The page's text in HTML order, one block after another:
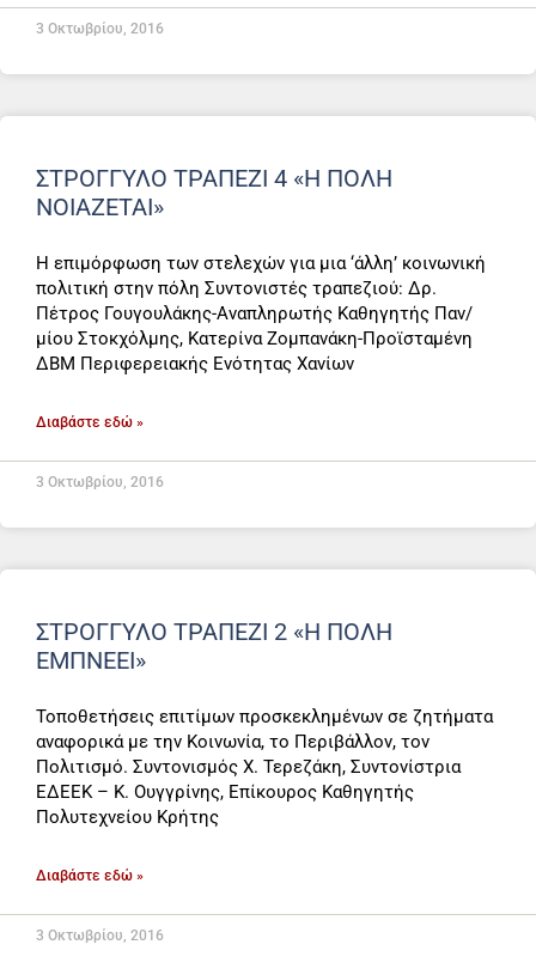
3 Οκτωβρίου, 2016
ΣΤΡΟΓΓΥΛΌ ΤΡΑΠΈΖΙ 4 «Η ΠΟΛΗ
ΝΟΙΑΖΕΤΑΙ»
Η επιμόρφωση των στελεχών για μια ‘άλλη’ κοινωνική
πολιτική στην πόλη Συντονιστές τραπεζιού: Δρ.
Πέτρος Γουγουλάκης-Αναπληρωτής Καθηγητής Παν/
μίου Στοκχόλμης, Κατερίνα Ζομπανάκη-Προϊσταμένη
ΔΒΜ Περιφερειακής Ενότητας Χανίων
Διαβάστε εδώ »
3 Οκτωβρίου, 2016
ΣΤΡΟΓΓΥΛΟ ΤΡΑΠΕΖΙ 2 «Η ΠΌΛΗ
ΕΜΠΝΈΕΙ»
Τοποθετήσεις επιτίμων προσκεκλημένων σε ζητήματα
αναφορικά με την Κοινωνία, το Περιβάλλον, τον
Πολιτισμό. Συντονισμός Χ. Τερεζάκη, Συντονίστρια
ΕΔΕΕΚ – Κ. Ουγγρίνης, Επίκουρος Καθηγητής
Πολυτεχνείου Κρήτης
Διαβάστε εδώ »
3 Οκτωβρίου, 2016